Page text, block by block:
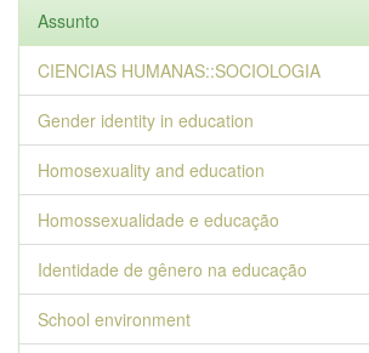
Assunto
CIENCIAS HUMANAS::SOCIOLOGIA
Gender identity in education
Homosexuality and education
Homossexualidade e educação
Identidade de gênero na educação
School environment